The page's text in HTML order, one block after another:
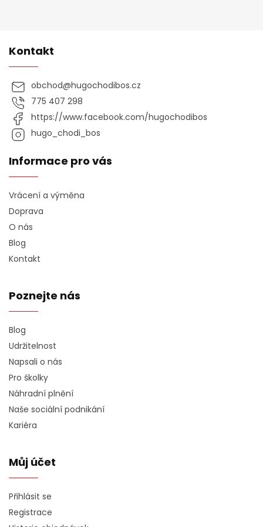
Kontakt
obchod@hugochodibos.cz
775 407 298
https://www.facebook.com/hugochodibos
hugo_chodi_bos
Informace pro vás
Vrácení a výměna
Doprava
O nás
Blog
Kontakt
Poznejte nás
Blog
Udržitelnost
Napsali o nás
Pro školky
Náhradní plnění
Naše sociální podnikání
Kariéra
Můj účet
Přihlásit se
Registrace